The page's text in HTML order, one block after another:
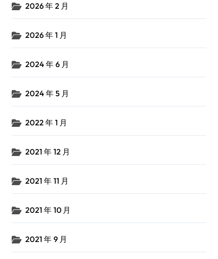
2026 年 2 月
2026 年 1 月
2024 年 6 月
2024 年 5 月
2022 年 1 月
2021 年 12 月
2021 年 11 月
2021 年 10 月
2021 年 9 月